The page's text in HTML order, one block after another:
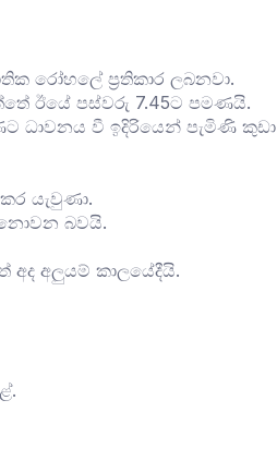
රෝහලේ ප්‍රතිකාර ලබනවා.
ඊයේ පස්වරු 7.45ට පමණයි.
ධාවනය වී ඉදිරියෙන් පැමිණි කුඩා
යැවුණා.
බවයි.
අලුයම් කාලයේදීයි.